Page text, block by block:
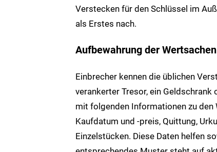
Verstecken für den Schlüssel im
als Erstes nach.
Aufbewahrung der Wertsachen
Einbrecher kennen die üblichen
verankerter Tresor, ein
mit folgenden Informationen zu den
Kaufdatum und -preis, Quittung,
Einzelstücken. Diese Daten helfen